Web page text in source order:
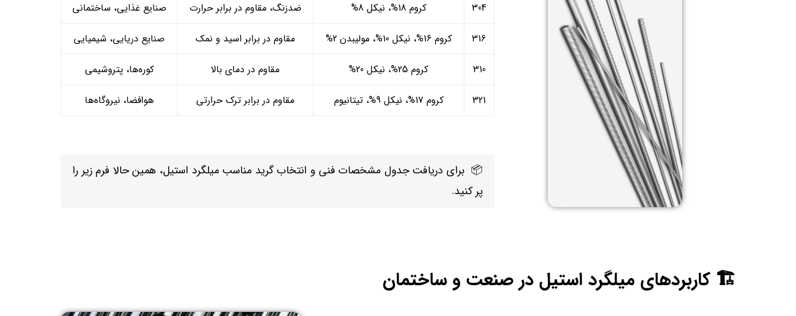
304 کروم 18%، نیکل 8% ضدزنگ، مقاوم در برابر حرارت صنایع غذایی، ساختمانی
316 کروم 16%، نیکل 10%، مولیبدن 2% مقاوم در برابر اسید و نمک صنایع دریایی، شیمیایی
310 کروم 25%، نیکل 20% مقاوم در دمای بالا کوره‌ها، پتروشیمی
321 کروم 17%، نیکل 9%، تیتانیوم مقاوم در برابر ترک حرارتی هوافضا، نیروگاه‌ها
📦 برای دریافت جدول مشخصات فنی و انتخاب گرید مناسب میلگرد استیل، همین حالا فرم زیر را
پر کنید.
🏗️ کاربردهای میلگرد استیل در صنعت و ساختمان